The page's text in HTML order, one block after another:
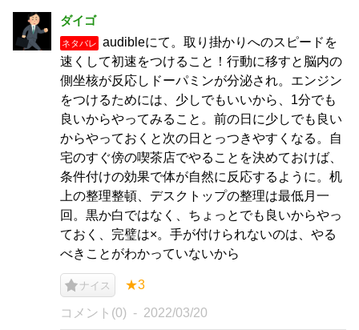
ダイゴ
ネタバレ
audibleにて。取り掛かりへのスピードを
速くして初速をつけること！行動に移すと脳内の
側坐核が反応しドーパミンが分泌され。エンジン
をつけるためには、少しでもいいから、1分でも
良いからやってみること。前の日に少しでも良い
からやっておくと次の日とっつきやすくなる。自
宅のすぐ傍の喫茶店でやることを決めておけば、
条件付けの効果で体が自然に反応するように。机
上の整理整頓、デスクトップの整理は最低月一
回。黒か白ではなく、ちょっとでも良いからやっ
ておく、完璧は×。手が付けられないのは、やる
べきことがわかっていないから
ナイス ★3
コメント(0) 2022/03/20